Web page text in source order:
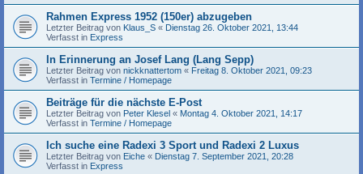
Rahmen Express 1952 (150er) abzugeben
Letzter Beitrag von Klaus_S « Dienstag 26. Oktober 2021, 13:44
Verfasst in Express
In Erinnerung an Josef Lang (Lang Sepp)
Letzter Beitrag von nickknattertom « Freitag 8. Oktober 2021, 09:23
Verfasst in Termine / Homepage
Beiträge für die nächste E-Post
Letzter Beitrag von Peter Klesel « Montag 4. Oktober 2021, 14:17
Verfasst in Termine / Homepage
Ich suche eine Radexi 3 Sport und Radexi 2 Luxus
Letzter Beitrag von Eiche « Dienstag 7. September 2021, 20:28
Verfasst in Express